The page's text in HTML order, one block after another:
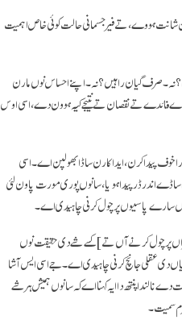
شانت ہووے، تے فیر جسمانی حالت کوئی خاص اہمیت
صرف گیان راہیں؟ نہ۔ اپنے احساس نوں مارن
فائدے تے نقصان تے نتیجے کیہ ہوون دے، اسی اوس
پیدا کرن، ایدا کارن ساڈا بھولپن اے۔ اسی
اندر ڈر پیدا ہویا، سانوں پوری مورت پاون لئی
سارے پاسیوں پرچول کرنی چاہیدی اے۔
پرچول کرنے آں تے]کسے شے دی حقیقت نوں
دی عقلی جانچ کرنی چاہیدی اے۔ جے اسی ایس آشا
نالندا پنتھ دا ایہ کہنا اے کہ سانوں ہمیش ہر شے
سمیت۔